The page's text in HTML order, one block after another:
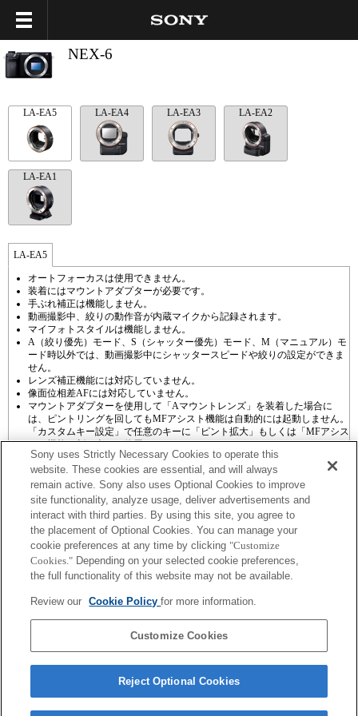
NEX-6
LA-EA5 LA-EA4 LA-EA3 LA-EA2
LA-EA1
LA-EA5
オートフォーカスは使用できません。
装着にはマウントアダプターが必要です。
手ぶれ補正は機能しません。
動画撮影中、絞りの動作音が内蔵マイクから記録されます。
マイフォトスタイルは機能しません。
A（絞り優先）モード、S（シャッター優先）モード、M（マニュアル）モ
ード時以外では、動画撮影中にシャッタースピードや絞りの設定ができま
せん。
レンズ補正機能には対応していません。
像面位相差AFには対応していません。
マウントアダプターを使用して「Aマウントレンズ」を装着した場合に
は、ピントリングを回してもMFアシスト機能は自動的には起動しません。
「カスタムキー設定」で任意のキーに「ピント拡大」もしくは「MFアシス
ト」機能を割り当てて使用してください
プレスリリース
ご利用条件
環境情報
クッキーポリシー
Sony uses Strictly Necessary Cookies to operate this
website. These cookies are essential, and will always
remain active. Sony also uses Optional Cookies to improve
site functionality, analyze usage, deliver advertisements and
interact with third parties. By using this site, you agree to
the placement of Optional Cookies. You can manage your
cookie preferences at any time by clicking "Customize
Cookies." Depending on your selected cookie preferences,
the full functionality of this website may not be available.
Review our Cookie Policyfor more information.
Customize Cookies
Reject Optional Cookies